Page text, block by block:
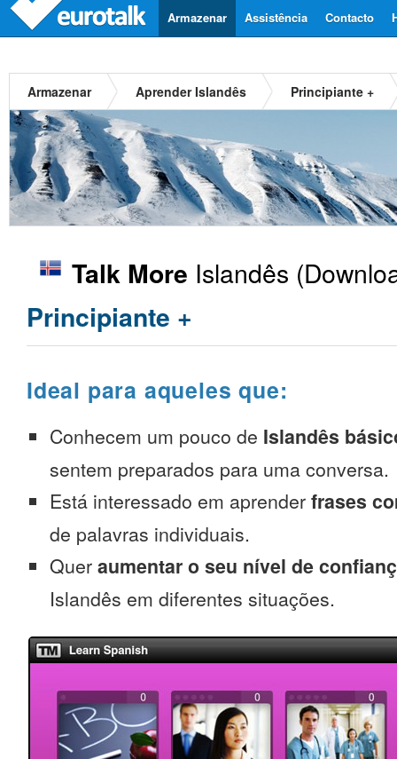
Contacto
Assistência
Armazenar
Armazenar Aprender Islandês Principiante +
Talk More Islandês
Principiante +
Ideal para aqueles que:
Conhecem um pouco de Islandês
sentem preparados para uma conversa.
Está interessado em aprender frases
de palavras individuais.
Quer aumentar o seu nível de
Islandês em diferentes situações.